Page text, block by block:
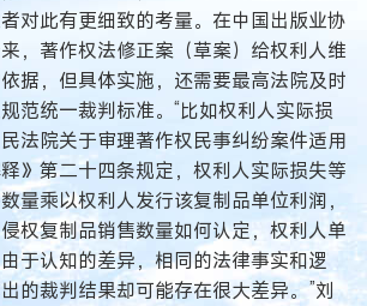
对此有更细致的考量。在中国出版业协
，著作权法修正案（草案）给权利人维
据，但具体实施，还需要最高法院及时
范统一裁判标准。“比如权利人实际损
法院关于审理著作权民事纠纷案件适用
》第二十四条规定，权利人实际损失等
量乘以权利人发行该复制品单位利润，
权复制品销售数量如何认定，权利人单
于认知的差异，相同的法律事实和逻
的裁判结果却可能存在很大差异。”刘